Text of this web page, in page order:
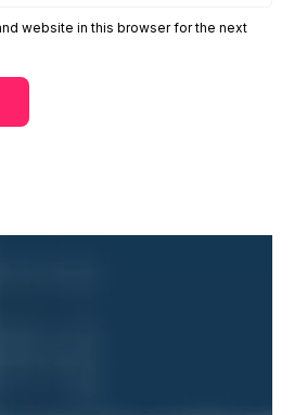
website in this browser for the next